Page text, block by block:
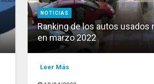
NOTICIAS
Ranking de los autos usados
en marzo 2022
Leer Más